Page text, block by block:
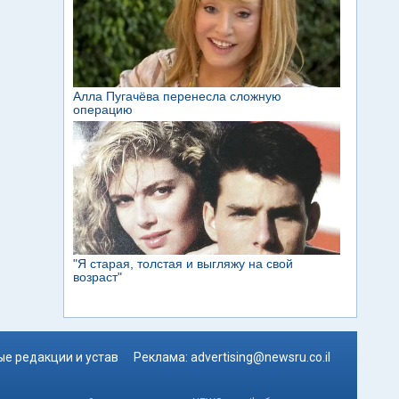
редакции и устав Реклама: advertising@newsru.co.il